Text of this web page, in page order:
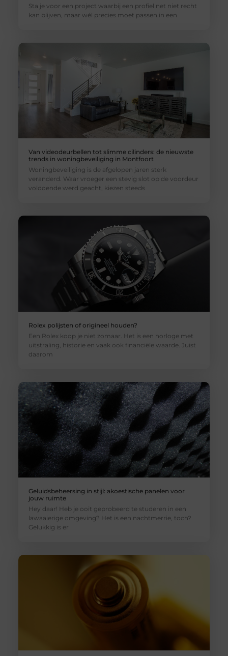
Sta je voor een project waarbij een profiel net niet recht
kan blijven, maar wél precies moet passen in een
Van videodeurbellen tot slimme cilinders: de nieuwste
trends in woningbeveiliging in Montfoort
Woningbeveiliging is de afgelopen jaren sterk
veranderd. Waar vroeger een stevig slot op de voordeur
voldoende werd geacht, kiezen steeds
Rolex polijsten of origineel houden?
Een Rolex koop je niet zomaar. Het is een horloge met
uitstraling, historie en vaak ook financiële waarde. Juist
daarom
Geluidsbeheersing in stijl: akoestische panelen voor
jouw ruimte
Hey daar! Heb je ooit geprobeerd te studeren in een
lawaaierige omgeving? Het is een nachtmerrie, toch?
Gelukkig is er